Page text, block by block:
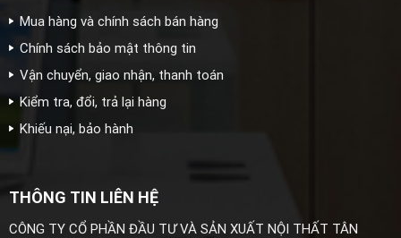
Mua hàng và chính sách bán hàng
Chính sách bảo mật thông tin
Vận chuyển, giao nhận, thanh toán
Kiểm tra, đổi, trả lại hàng
Khiếu nại, bảo hành
THÔNG TIN LIÊN HỆ
CÔNG TY CỔ PHẦN ĐẦU TƯ VÀ SẢN XUẤT NỘI THẤT TÂN